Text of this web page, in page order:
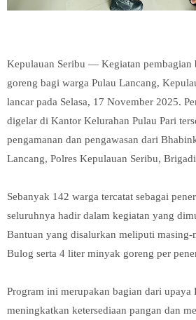
Kepulauan Seribu — Kegiatan pembagian
goreng bagi warga Pulau Lancang,
lancar pada Selasa, 17 November 2025.
digelar di Kantor Kelurahan Pulau Pari
pengamanan dan pengawasan dari
Lancang, Polres Kepulauan Seribu,
Sebanyak 142 warga tercatat sebagai
seluruhnya hadir dalam kegiatan yang
Bantuan yang disalurkan meliputi
Bulog serta 4 liter minyak goreng per
Program ini merupakan bagian dari upaya
meningkatkan ketersediaan pangan dan